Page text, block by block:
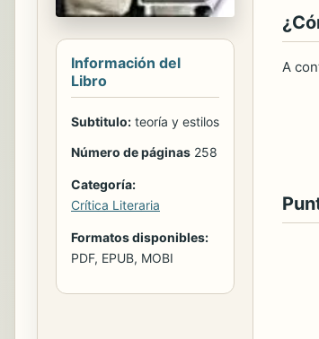
Información del
Libro
Subtitulo: teoría y estilos
Número de páginas 258
Categoría:
Crítica Literaria
Formatos disponibles:
PDF, EPUB, MOBI
A